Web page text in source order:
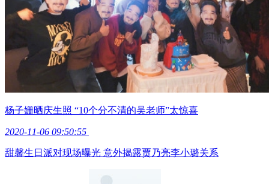
杨子姗晒庆生照 “10个分不清的吴老师”太惊喜
2020-11-06 09:50:55
甜馨生日派对现场曝光 意外揭露贾乃亮李小璐关系